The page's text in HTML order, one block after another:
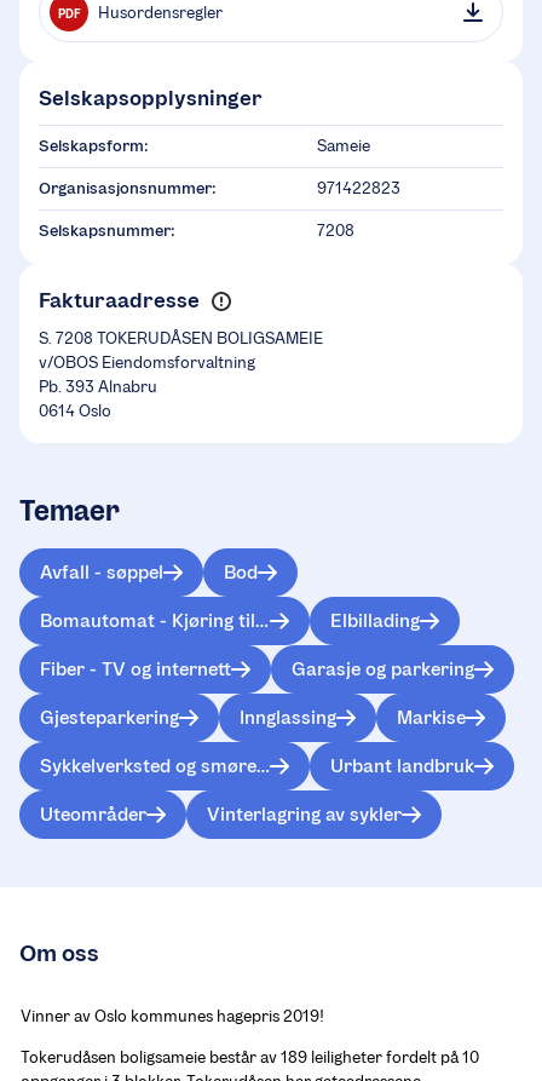
PDF Husordensregler
Selskapsopplysninger
Selskapsform: Sameie
Organisasjonsnummer: 971422823
Selskapsnummer: 7208
Fakturaadresse
S. 7208 TOKERUDÅSEN BOLIGSAMEIE
v/OBOS Eiendomsforvaltning
Pb. 393 Alnabru
0614 Oslo
Temaer
Avfall - søppel Bod
Bomautomat - Kjøring til leilighetene Elbillading
Fiber - TV og internett Garasje og parkering
Gjesteparkering Innglassing Markise
Sykkelverksted og smørebod Urbant landbruk
Uteområder Vinterlagring av sykler
Om oss
Vinner av Oslo kommunes hagepris 2019!
Tokerudåsen boligsameie består av 189 leiligheter fordelt på 10